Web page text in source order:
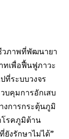
วภาพที่พัฒนายา
ทเพื่อฟื้นฟูภาวะ
ที่ระบบวงจร
บคุมการอักเสบ
งการกระตุ้นภูมิ
โรคภูมิต้าน
งรักษาไม่ได้”